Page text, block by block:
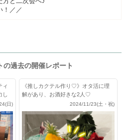
！／／
の過去の開催レポート
ィ
し
日)
《推しカクテル作り♡》オタ活に理
解があり、お酒好きな2人♡
2024/11/23(土・祝)